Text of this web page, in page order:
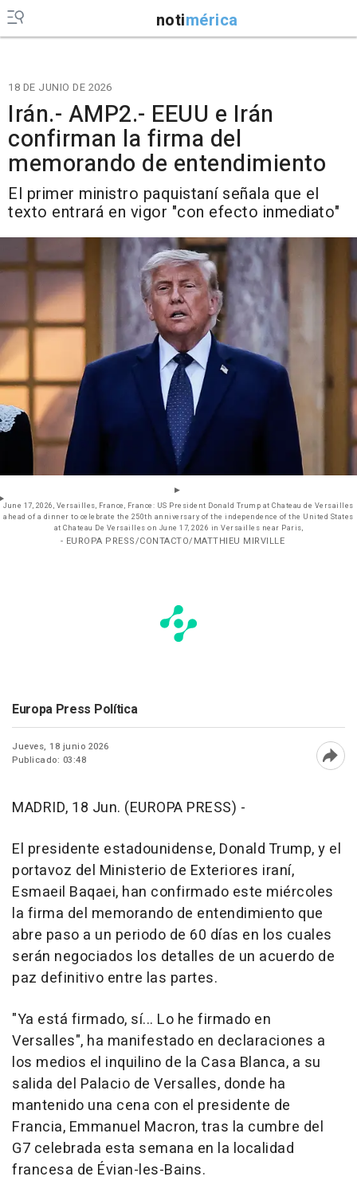
notimérica
18 DE JUNIO DE 2026
Irán.- AMP2.- EEUU e Irán
confirman la firma del
memorando de entendimiento
El primer ministro paquistaní señala que el
texto entrará en vigor "con efecto inmediato"
June 17, 2026, Versailles, France, France: US President Donald Trump at Chateau de Versailles
ahead of a dinner to celebrate the 250th anniversary of the independence of the United States
at Chateau De Versailles on June 17, 2026 in Versailles near Paris,
- EUROPA PRESS/CONTACTO/MATTHIEU MIRVILLE
Europa Press Política
Jueves, 18 junio 2026
Publicado: 03:48
MADRID, 18 Jun. (EUROPA PRESS) -
El presidente estadounidense, Donald Trump, y el
portavoz del Ministerio de Exteriores iraní,
Esmaeil Baqaei, han confirmado este miércoles
la firma del memorando de entendimiento que
abre paso a un periodo de 60 días en los cuales
serán negociados los detalles de un acuerdo de
paz definitivo entre las partes.
"Ya está firmado, sí... Lo he firmado en
Versalles", ha manifestado en declaraciones a
los medios el inquilino de la Casa Blanca, a su
salida del Palacio de Versalles, donde ha
mantenido una cena con el presidente de
Francia, Emmanuel Macron, tras la cumbre del
G7 celebrada esta semana en la localidad
francesa de Évian-les-Bains.